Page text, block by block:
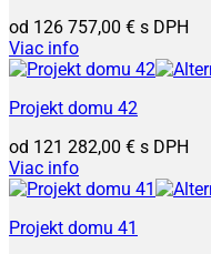
126 757,00 €
Viac info
Projekt domu 42
121 282,00 €
Viac info
Projekt domu 41